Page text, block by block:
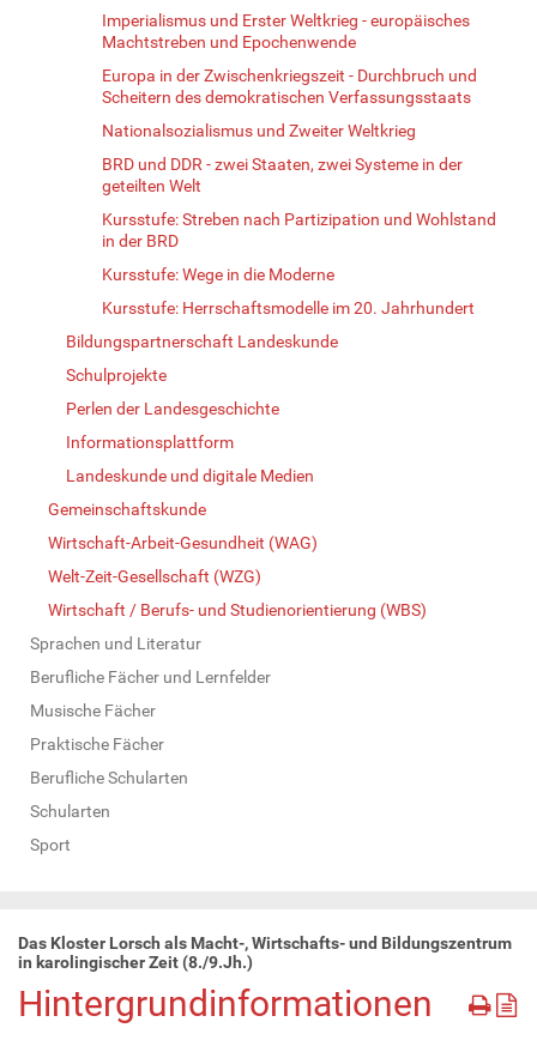
Imperialismus und Erster Weltkrieg - europäisches
Machtstreben und Epochenwende
Europa in der Zwischenkriegszeit - Durchbruch und
Scheitern des demokratischen Verfassungsstaats
Nationalsozialismus und Zweiter Weltkrieg
BRD und DDR - zwei Staaten, zwei Systeme in der
geteilten Welt
Kursstufe: Streben nach Partizipation und Wohlstand
in der BRD
Kursstufe: Wege in die Moderne
Kursstufe: Herrschaftsmodelle im 20. Jahrhundert
Bildungspartnerschaft Landeskunde
Schulprojekte
Perlen der Landesgeschichte
Informationsplattform
Landeskunde und digitale Medien
Gemeinschaftskunde
Wirtschaft-Arbeit-Gesundheit (WAG)
Welt-Zeit-Gesellschaft (WZG)
Wirtschaft / Berufs- und Studienorientierung (WBS)
Sprachen und Literatur
Berufliche Fächer und Lernfelder
Musische Fächer
Praktische Fächer
Berufliche Schularten
Schularten
Sport
Das Kloster Lorsch als Macht-, Wirtschafts- und Bildungszentrum
in karolingischer Zeit (8./9.Jh.)
Hintergrundinformationen